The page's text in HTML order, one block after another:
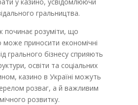
у казино, усвідомлюючи
гральництва.
починає розуміти, що
може приносити економічні
грального бізнесу сприяють
освіти та соціальних
казино в Україні можуть
розваг, а й важливим
розвитку.